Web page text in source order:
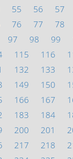
55 56 57
76 77 78
97 98 99
115 116
132 133
149 150
166 167
183 184
200 201
217 218